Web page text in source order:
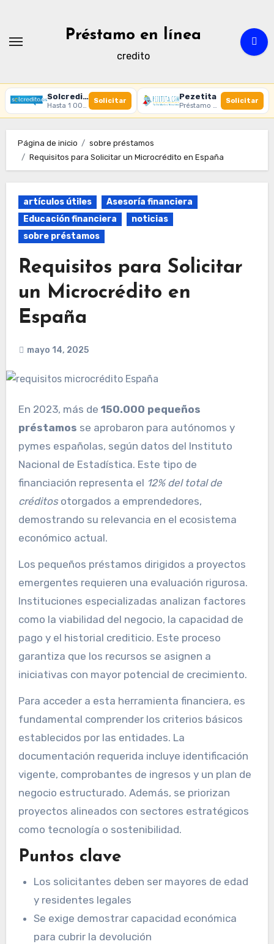
contenido
Préstamo en línea
credito
Solcredito
Hasta 1 000 € · 30 días · 100% online
Solicitar Pezetita
Préstamo online · Aprobación rápida
Solicitar
Página de inicio
sobre préstamos
Requisitos para Solicitar un Microcrédito en España
artículos útiles
Asesoría financiera
Educación financiera
noticias
sobre préstamos
Requisitos para Solicitar
un Microcrédito en
España
mayo 14, 2025
En 2023, más de 150.000 pequeños
préstamos se aprobaron para autónomos y
pymes españolas, según datos del Instituto
Nacional de Estadística. Este tipo de
financiación representa el 12% del total de
créditosotorgados a emprendedores,
demostrando su relevancia en el ecosistema
económico actual.
Los pequeños préstamos dirigidos a proyectos
emergentes requieren una evaluación rigurosa.
Instituciones especializadas analizan factores
como la viabilidad del negocio, la capacidad de
pago y el historial crediticio. Este proceso
garantiza que los recursos se asignen a
iniciativas con mayor potencial de crecimiento.
Para acceder a esta herramienta financiera, es
fundamental comprender los criterios básicos
establecidos por las entidades. La
documentación requerida incluye identificación
vigente, comprobantes de ingresos y un plan de
negocio estructurado. Además, se priorizan
proyectos alineados con sectores estratégicos
como tecnología o sostenibilidad.
Puntos clave
Los solicitantes deben ser mayores de edad
y residentes legales
Se exige demostrar capacidad económica
para cubrir la devolución